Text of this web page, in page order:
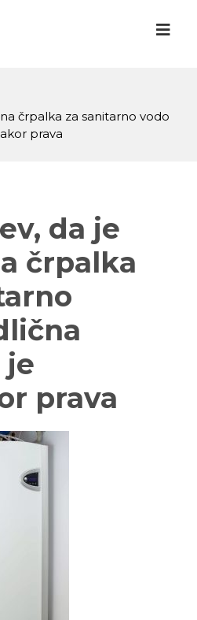
črpalka za sanitarno vodo
prava
da je
črpalka
je
prava